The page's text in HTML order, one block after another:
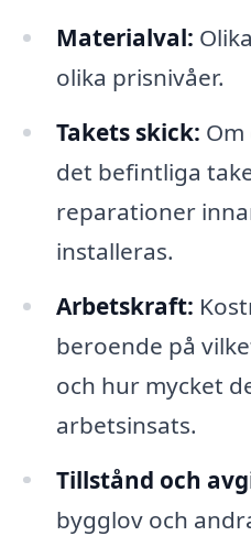
Materialval:
olika prisnivåer.
Takets skick:
det befintliga
reparationer
installeras.
Arbetskraft:
beroende på
och hur mycket
arbetsinsats.
Tillstånd och
bygglov och